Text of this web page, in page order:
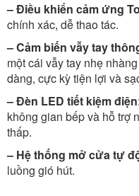
– Điều khiển cảm ứng
chính xác, dễ thao tác.
– Cảm biến vẫy tay
một cái vẫy tay nhẹ
dàng, cực kỳ tiện lợi và
– Đèn LED tiết kiệm điện
không gian bếp và hỗ trợ
thấp.
– Hệ thống mở cửa tự
luồng gió hút.